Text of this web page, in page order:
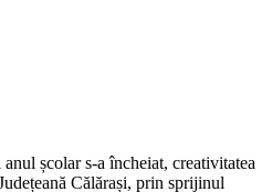
școlar s-a încheiat, creativitatea
Călărași, prin sprijinul